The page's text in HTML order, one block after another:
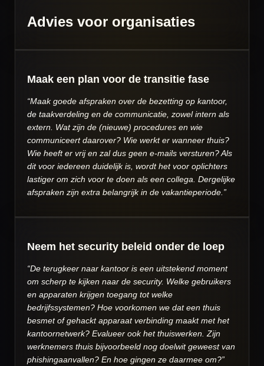
Advies voor organisaties
Maak een plan voor de transitie fase
“Maak goede afspraken over de bezetting op kantoor,
de taakverdeling en de communicatie, zowel intern als
extern. Wat zijn de (nieuwe) procedures en wie
communiceert daarover? Wie werkt er wanneer thuis?
Wie heeft er vrij en zal dus geen e-mails versturen? Als
dit voor iedereen duidelijk is, wordt het voor oplichters
lastiger om zich voor te doen als een collega. Dergelijke
afspraken zijn extra belangrijk in de vakantieperiode.”
Neem het security beleid onder de loep
“De terugkeer naar kantoor is een uitstekend moment
om scherp te kijken naar de security. Welke gebruikers
en apparaten krijgen toegang tot welke
bedrijfssystemen? Hoe voorkomen we dat een thuis
besmet of gehackt apparaat verbinding maakt met het
kantoornetwerk? Evalueer ook het thuiswerken. Zijn
werknemers thuis bijvoorbeeld nog doelwit geweest van
phishingaanvallen? En hoe gingen ze daarmee om?”